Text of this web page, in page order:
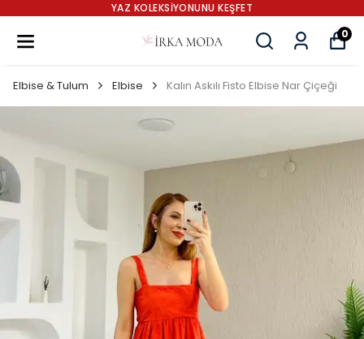
YAZ KOLEKSİYONUNU KEŞFET
0
Elbise & Tulum Elbise Kalın Askılı Fisto Elbise Nar Çiçeği